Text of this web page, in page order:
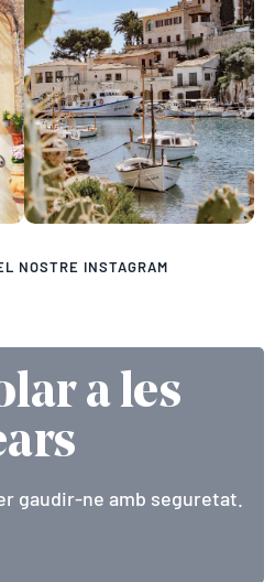
NOSTRE INSTAGRAM
a les
gaudir-ne amb seguretat.